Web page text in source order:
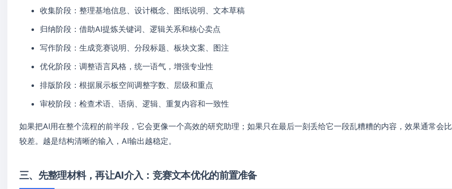
收集阶段：整理基地信息、设计概念、图纸说明、文本草稿
归纳阶段：借助AI提炼关键词、逻辑关系和核心卖点
写作阶段：生成竞赛说明、分段标题、板块文案、图注
优化阶段：调整语言风格，统一语气，增强专业性
排版阶段：根据展示板空间调整字数、层级和重点
审校阶段：检查术语、语病、逻辑、重复内容和一致性
如果把AI用在整个流程的前半段，它会更像一个高效的研究助理；如果只在最后一刻丢给它一段乱糟糟的内容，效果通常会比
较差。越是结构清晰的输入，AI输出越稳定。
三、先整理材料，再让AI介入：竞赛文本优化的前置准备